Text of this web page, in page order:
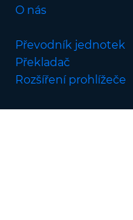
O nás
Převodník jednotek
Překladač
Rozšíření prohlížeče